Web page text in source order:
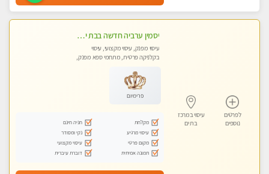
לפרטים
נוספים
עיסוי במרכז
בת ים
יסמין ערביה חדשה בבת ים חדש חדש .כל סוגי העיסויים במקום הכי מושלם בעיר בת ים . highly recommended..new in the city
עיסוי מפנק, עיסוי מקצועי, עיסוי
בקלניקה פרטית, מתחמי ספא מפנק,
טנטרה
פרימיום
מקלחת
חניה חינם
עיסוי מרגיע
נקי ומסודר
מקום פרטי
עיסוי מקצועי
תמונה אמיתית
דוברת עיברית